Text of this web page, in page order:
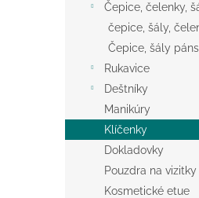
Čepice, čelenky,
čepice, šály,
Čepice, šály
Rukavice
Deštníky
Manikúry
Klíčenky
Dokladovky
Pouzdra na vizitky
Kosmetické etue